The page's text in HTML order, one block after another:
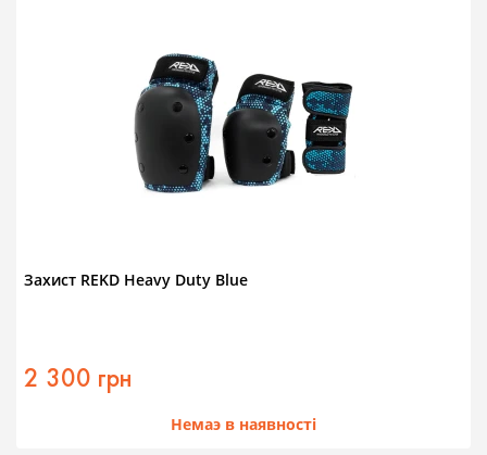
Захист REKD Heavy Duty Blue
2 300 грн
Немаэ в наявності